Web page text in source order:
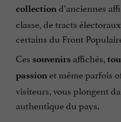
collectiond’anciennes
classe, de tracts
certains du Front
Ces souvenirs affichés,
passion et même parfois
visiteurs, vous plongent
authentique du pays.